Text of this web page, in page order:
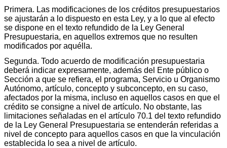
Primera. Las modificaciones de los créditos presupuestarios
se ajustarán a lo dispuesto en esta Ley, y a lo que al efecto
se dispone en el texto refundido de la Ley General
Presupuestaria, en aquellos extremos que no resulten
modificados por aquélla.
Segunda. Todo acuerdo de modificación presupuestaria
deberá indicar expresamente, además del Ente público o
Sección a que se refiera, el programa, Servicio u Organismo
Autónomo, artículo, concepto y subconcepto, en su caso,
afectados por la misma, incluso en aquellos casos en que el
crédito se consigne a nivel de artículo. No obstante, las
limitaciones señaladas en el artículo 70.1 del texto refundido
de la Ley General Presupuestaria se entenderán referidas a
nivel de concepto para aquellos casos en que la vinculación
establecida lo sea a nivel de artículo.